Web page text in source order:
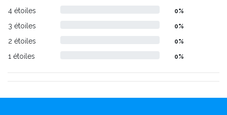
4 étoiles 0%
3 étoiles 0%
2 étoiles 0%
1 étoiles 0%